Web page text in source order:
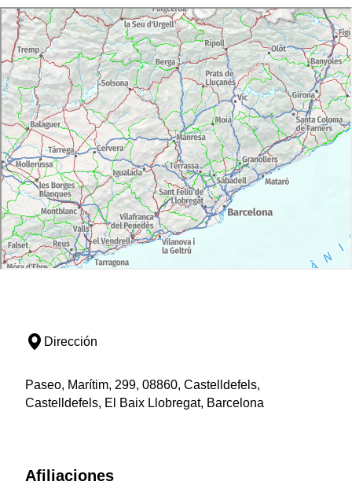
Dirección
Paseo, Marítim, 299, 08860, Castelldefels,
Castelldefels, El Baix Llobregat, Barcelona
Afiliaciones